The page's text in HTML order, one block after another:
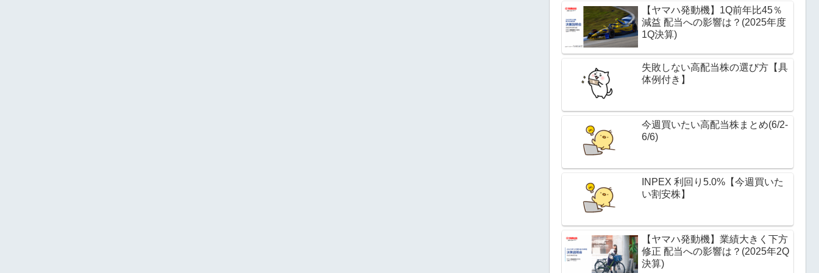
【ヤマハ発動機】1Q前年比45％
減益 配当への影響は？(2025年度
1Q決算)
失敗しない高配当株の選び方【具
体例付き】
今週買いたい高配当株まとめ(6/2-
6/6)
INPEX 利回り5.0%【今週買いた
い割安株】
【ヤマハ発動機】業績大きく下方
修正 配当への影響は？(2025年2Q
決算)